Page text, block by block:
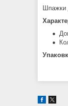
Шпажки